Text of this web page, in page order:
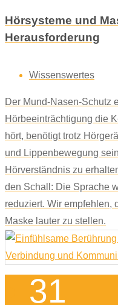
Hörsysteme und
Herausforderung
Wissenswertes
Der Mund-Nasen-Schutz
Hörbeeinträchtigung die
hört, benötigt trotz
und Lippenbewegung
Hörverständnis zu
den Schall: Die Sprache
reduziert. Wir empfehlen,
Maske lauter zu stellen.
31